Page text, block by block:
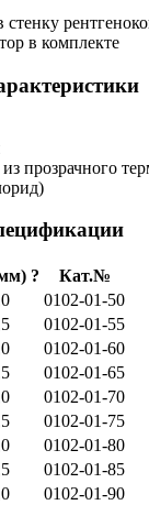
стенку
в комплекте
из прозрачного
?
Кат.№
0102-01-50
0102-01-55
0102-01-60
0102-01-65
0102-01-70
0102-01-75
0102-01-80
0102-01-85
0102-01-90